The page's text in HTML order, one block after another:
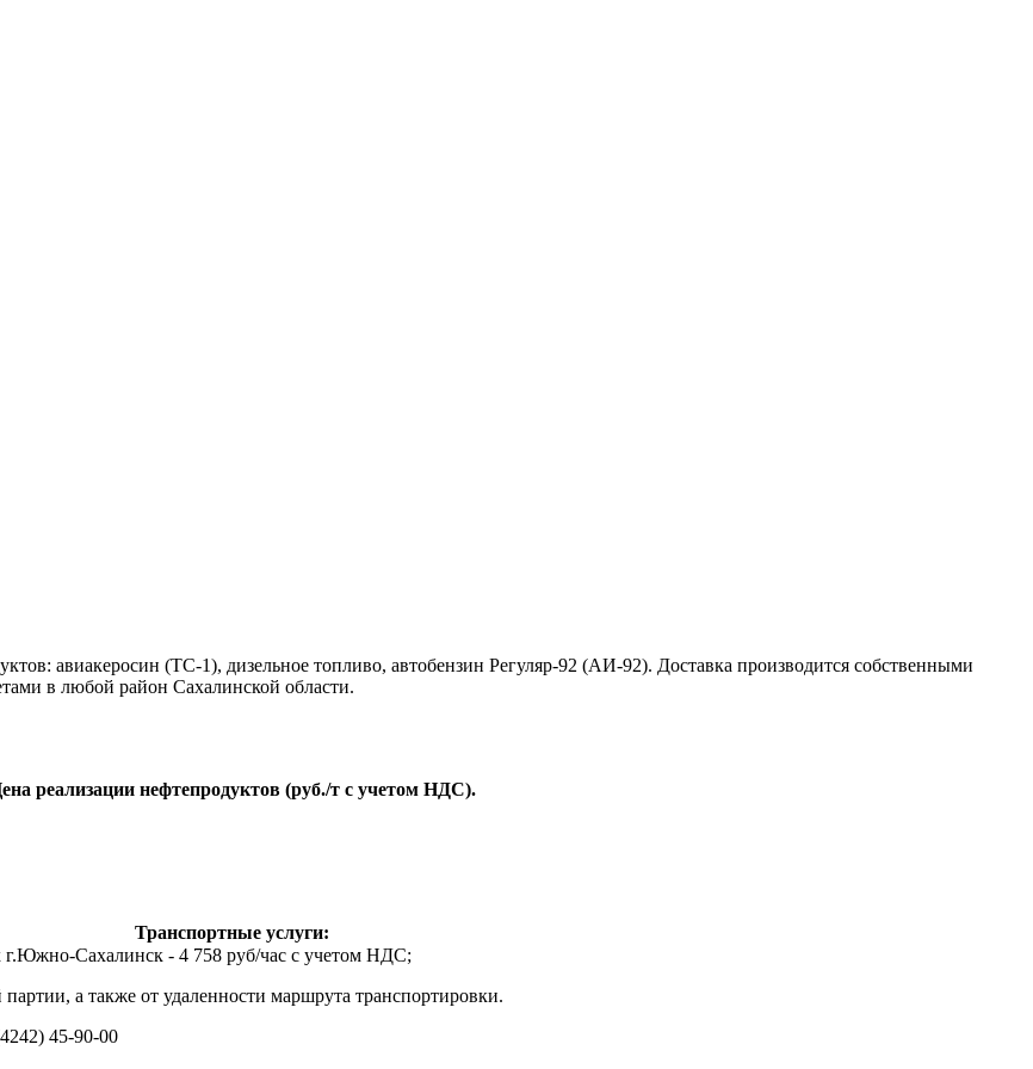
авиакеросин (ТС-1), дизельное топливо, автобензин Регуляр-92 (АИ-92). Доставка производится собственными
в любой район Сахалинской области.
реализации нефтепродуктов (руб./т с учетом НДС).
Транспортные услуги:
Сахалинск - 4 758 руб/час с учетом НДС;
а также от удаленности маршрута транспортировки.
45-90-00